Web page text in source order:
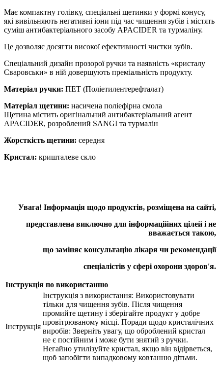
Має компактну голівку, спеціальні щетинки у формі конусу,
які вивільняють негативні іони під час чищення зубів і містять
суміш антибактеріального засобу APACIDER та турмаліну.
Це дозволяє досягти високої ефективності чистки зубів.
Спеціальний дизайн прозорої ручки та наявність «кристалу
Сваровськи» в ній довершують преміальність продукту.
Матеріал ручки: ПЕТ (Поліетилентерефталат)
Матеріал щетини: насичена поліефірна смола
Щетина містить оригінальний антибактеріальний агент
APACIDER, розроблений SANGI та турмалін
Жорсткість щетини: середня
Кристал: кришталеве скло
Увага! Інформація щодо продуктів, розміщена на сайті,
представлена виключно для інформаційних цілей і не
вважається такою,
що заміняє консультацію лікаря чи рекомендації
спеціалістів у сфері охорони здоров'я.
Інструкція по використанню
Інструкція
Інструкція з використання: Bикористовувати
тільки для чищення зубів. Після чищення
промийте щетину і зберігайте продукт у добре
провітрюваному місці. Поради щодо кристалічних
виробів: Зверніть увагу, що оброблений кристал
не є постійним і може бути знятий з ручки.
Негайно утилізуйте кристал, якщо він відірветься,
щоб запобігти випадковому ковтанню дітьми.